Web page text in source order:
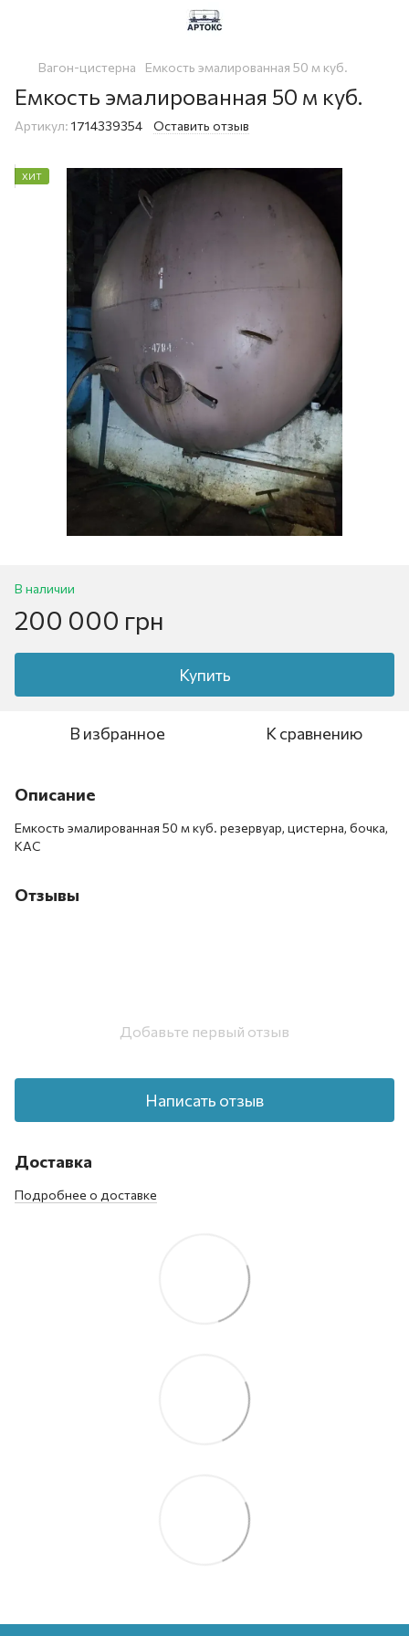
Вагон-цистерна Емкость эмалированная 50 м куб.
Емкость эмалированная 50 м куб.
Артикул: 1714339354 Оставить отзыв
ХИТ
В наличии
200 000 грн
Купить
В избранное К сравнению
Описание
Емкость эмалированная 50 м куб. резервуар, цистерна, бочка,
КАС
Отзывы
Добавьте первый отзыв
Написать отзыв
Доставка
Подробнее о доставке